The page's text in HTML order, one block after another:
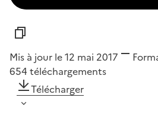
Mis à jour le 12 mai 2017
654 téléchargements
Télécharger